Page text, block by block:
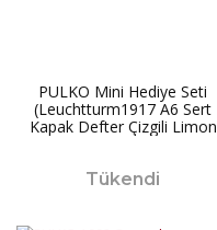
PULKO Mini Hediye Seti
(Leuchtturm1917 A6 Sert
Kapak Defter Çizgili Limon
Tükendi